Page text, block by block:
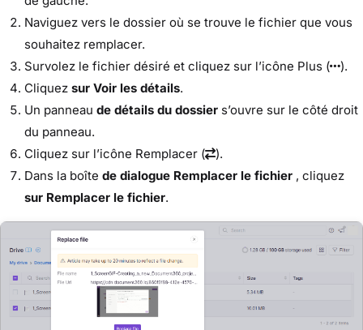
Naviguez vers le dossier où se trouve le fichier que vous
souhaitez remplacer.
Survolez le fichier désiré et cliquez sur l’icône Plus (
).
Cliquez sur Voir les détails.
Un panneau de détails du dossier s’ouvre sur le côté droit
du panneau.
Cliquez sur l’icône Remplacer (
).
Dans la boîte de dialogue Remplacer le fichier , cliquez
sur Remplacer le fichier.